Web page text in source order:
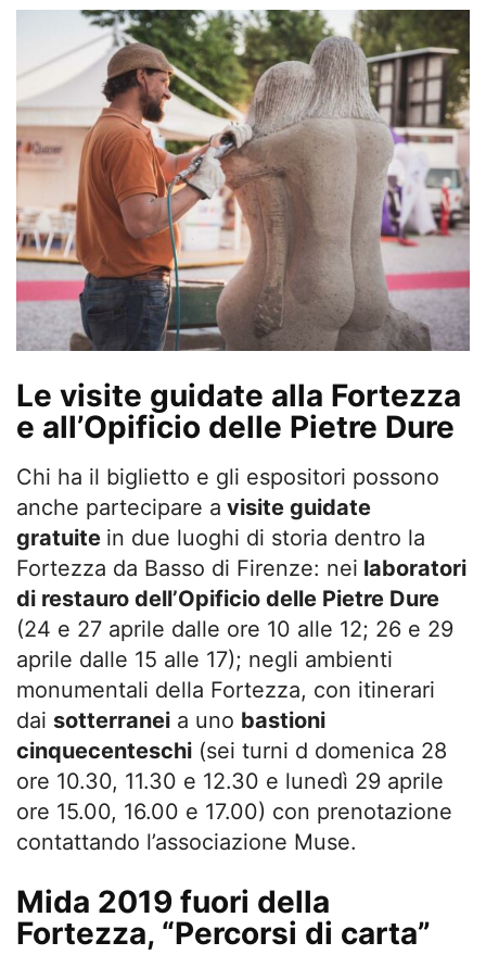
Le visite guidate alla Fortezza
e all’Opificio delle Pietre Dure
Chi ha il biglietto e gli espositori possono
anche partecipare a visite guidate
gratuite in due luoghi di storia dentro la
Fortezza da Basso di Firenze: nei laboratori
di restauro dell’Opificio delle Pietre Dure
(24 e 27 aprile dalle ore 10 alle 12; 26 e 29
aprile dalle 15 alle 17); negli ambienti
monumentali della Fortezza, con itinerari
dai sotterranei a uno bastioni
cinquecenteschi (sei turni d domenica 28
ore 10.30, 11.30 e 12.30 e lunedì 29 aprile
ore 15.00, 16.00 e 17.00) con prenotazione
contattando l’associazione Muse.
Mida 2019 fuori della
Fortezza, “Percorsi di carta”